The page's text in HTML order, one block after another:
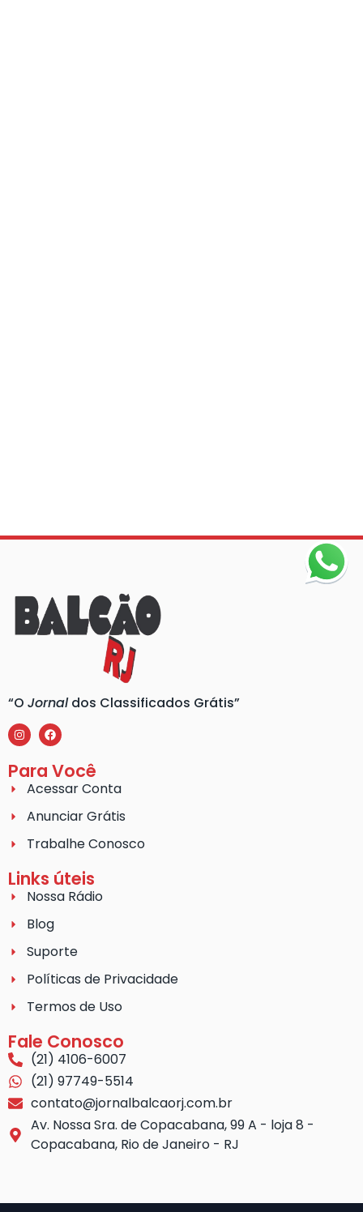
“O Jornaldos Classificados Grátis”
Para Você
Acessar Conta
Anunciar Grátis
Trabalhe Conosco
Links úteis
Nossa Rádio
Blog
Suporte
Políticas de Privacidade
Termos de Uso
Fale Conosco
(21) 4106-6007
(21) 97749-5514
contato@jornalbalcaorj.com.br
Av. Nossa Sra. de Copacabana, 99 A - loja 8 -
Copacabana, Rio de Janeiro - RJ